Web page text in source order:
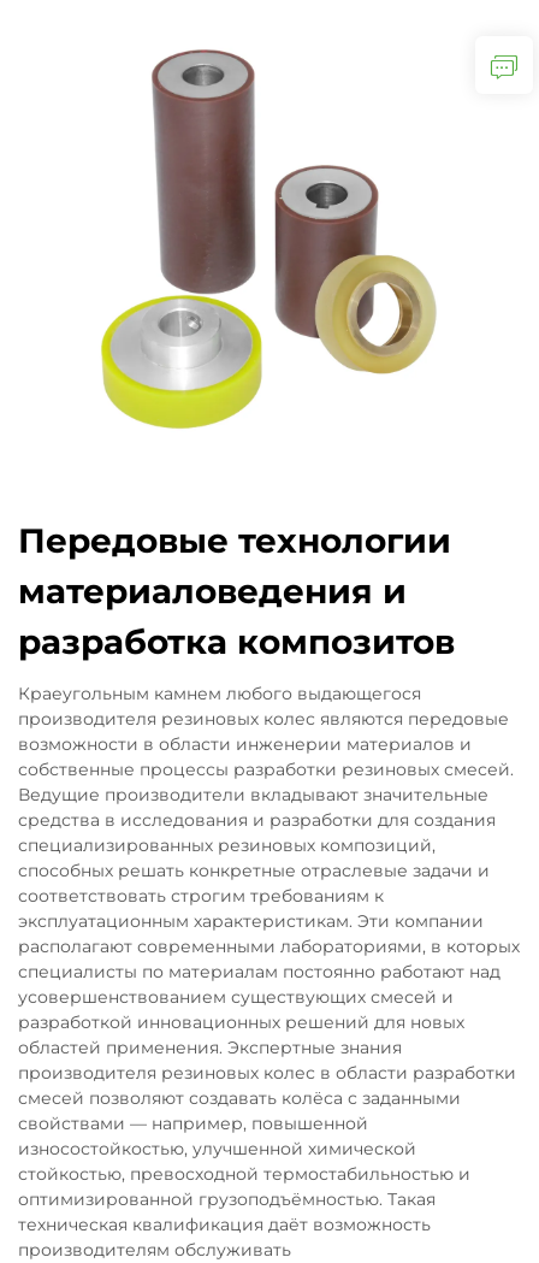
Передовые технологии
материаловедения и
разработка композитов
Краеугольным камнем любого выдающегося
производителя резиновых колес являются передовые
возможности в области инженерии материалов и
собственные процессы разработки резиновых смесей.
Ведущие производители вкладывают значительные
средства в исследования и разработки для создания
специализированных резиновых композиций,
способных решать конкретные отраслевые задачи и
соответствовать строгим требованиям к
эксплуатационным характеристикам. Эти компании
располагают современными лабораториями, в которых
специалисты по материалам постоянно работают над
усовершенствованием существующих смесей и
разработкой инновационных решений для новых
областей применения. Экспертные знания
производителя резиновых колес в области разработки
смесей позволяют создавать колёса с заданными
свойствами — например, повышенной
износостойкостью, улучшенной химической
стойкостью, превосходной термостабильностью и
оптимизированной грузоподъёмностью. Такая
техническая квалификация даёт возможность
производителям обслуживать